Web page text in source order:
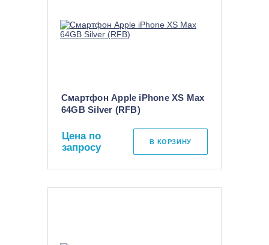
Смартфон Apple iPhone XS Max
64GB Silver (RFB)
Цена по
запросу
В КОРЗИНУ